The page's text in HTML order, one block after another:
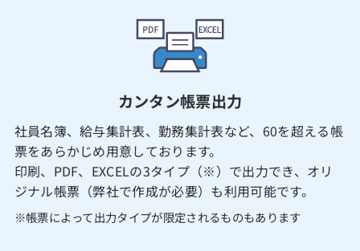
カンタン帳票出力
社員名簿、給与集計表、勤務集計表など、60を超える帳
票をあらかじめ用意しております。
印刷、PDF、EXCELの3タイプ（※）で出力でき、オリ
ジナル帳票（弊社で作成が必要）も利用可能です。
※帳票によって出力タイプが限定されるものもあります